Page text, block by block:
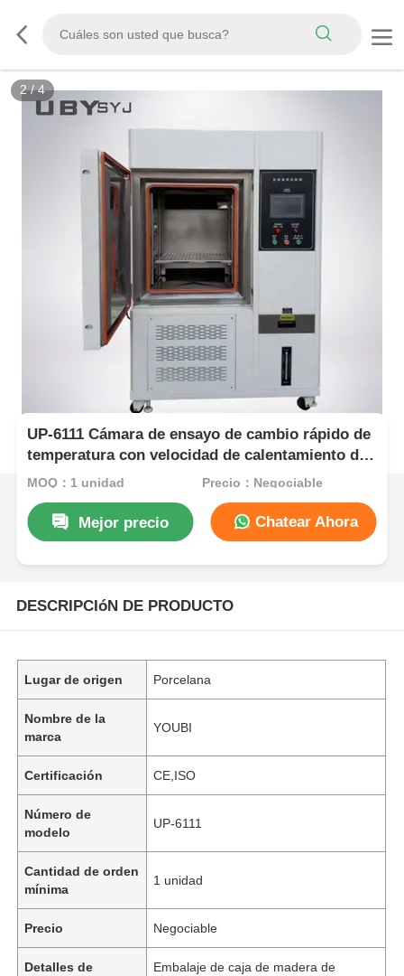
3/4
UP-6111 Cámara de ensayo de cambio rápido de
temperatura con velocidad de calentamiento de
5oC/min, acero inoxidable SUS#304 y control
MOQ：1 unidad Precio：Negociable
Mejor precio Chatear Ahora
DESCRIPCIóN DE PRODUCTO
Lugar de origen Porcelana
Nombre de la
marca
YOUBI
Certificación CE,ISO
Número de
modelo
UP-6111
Cantidad de orden
mínima
1 unidad
Precio Negociable
Detalles de
Embalaje de caja de madera de